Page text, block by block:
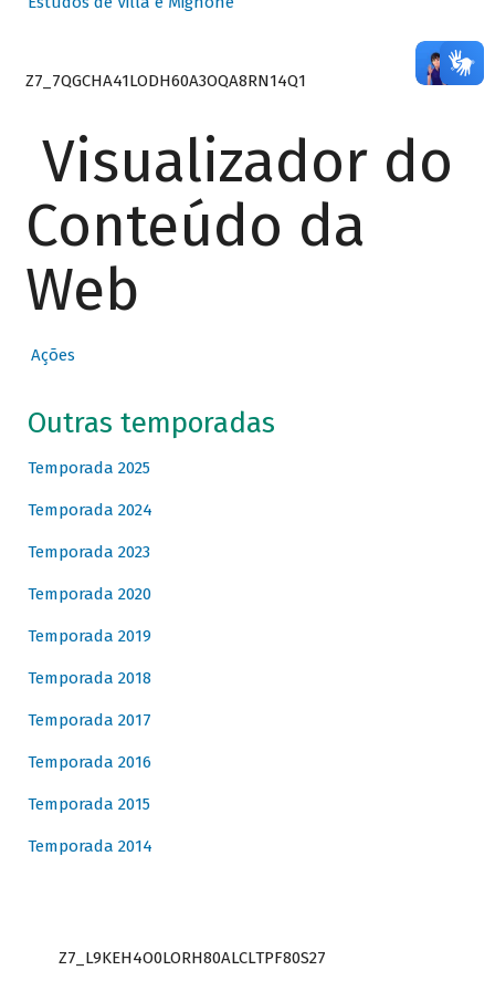
Z7_7QGCHA41LODH60A3OQA8RN14Q1
Visualizador do
Conteúdo da
Web
Ações
Outras temporadas
Temporada 2025
Temporada 2024
Temporada 2023
Temporada 2020
Temporada 2019
Temporada 2018
Temporada 2017
Temporada 2016
Temporada 2015
Temporada 2014
Z7_L9KEH4O0LORH80ALCLTPF80S27